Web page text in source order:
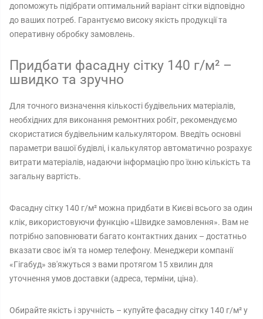
допоможуть підібрати оптимальний варіант сітки відповідно
до ваших потреб. Гарантуємо високу якість продукції та
оперативну обробку замовлень.
Придбати фасадну сітку 140 г/м² –
швидко та зручно
Для точного визначення кількості будівельних матеріалів,
необхідних для виконання ремонтних робіт, рекомендуємо
скористатися будівельним калькулятором. Введіть основні
параметри вашої будівлі, і калькулятор автоматично розрахує
витрати матеріалів, надаючи інформацію про їхню кількість та
загальну вартість.
Фасадну сітку 140 г/м² можна придбати в Києві всього за один
клік, використовуючи функцію «Швидке замовлення». Вам не
потрібно заповнювати багато контактних даних – достатньо
вказати своє ім'я та номер телефону. Менеджери компанії
«Гігабуд» зв'яжуться з вами протягом 15 хвилин для
уточнення умов доставки (адреса, терміни, ціна).
Обирайте якість і зручність – купуйте фасадну сітку 140 г/м² у